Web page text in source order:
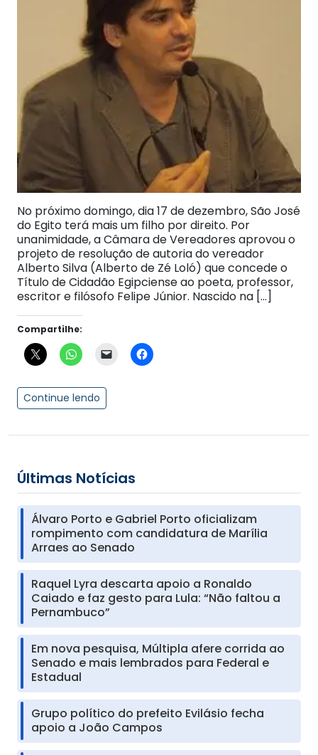
No próximo domingo, dia 17 de dezembro, São José
do Egito terá mais um filho por direito. Por
unanimidade, a Câmara de Vereadores aprovou o
projeto de resolução de autoria do vereador
Alberto Silva (Alberto de Zé Loló) que concede o
Título de Cidadão Egipciense ao poeta, professor,
escritor e filósofo Felipe Júnior. Nascido na […]
Compartilhe:
Continue lendo
Últimas Notícias
Álvaro Porto e Gabriel Porto oficializam
rompimento com candidatura de Marília
Arraes ao Senado
Raquel Lyra descarta apoio a Ronaldo
Caiado e faz gesto para Lula: “Não faltou a
Pernambuco”
Em nova pesquisa, Múltipla afere corrida ao
Senado e mais lembrados para Federal e
Estadual
Grupo político do prefeito Evilásio fecha
apoio a João Campos